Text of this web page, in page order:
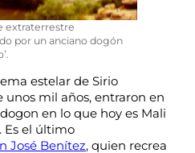
extraterrestre
por un anciano dogón
estelar de Sirio
unos mil años, entraron en
en lo que hoy es Mali
Es el último
José Benítez, quien recrea